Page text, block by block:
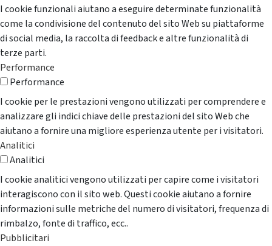
I cookie funzionali aiutano a eseguire determinate funzionalità
come la condivisione del contenuto del sito Web su piattaforme
di social media, la raccolta di feedback e altre funzionalità di
terze parti.
Performance
Performance
I cookie per le prestazioni vengono utilizzati per comprendere e
analizzare gli indici chiave delle prestazioni del sito Web che
aiutano a fornire una migliore esperienza utente per i visitatori.
Analitici
Analitici
I cookie analitici vengono utilizzati per capire come i visitatori
interagiscono con il sito web. Questi cookie aiutano a fornire
informazioni sulle metriche del numero di visitatori, frequenza di
rimbalzo, fonte di traffico, ecc..
Pubblicitari